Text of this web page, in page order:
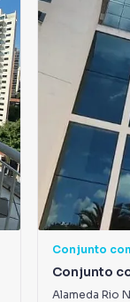
Conjunto
Conjunto
Alphaville
Alameda Rio